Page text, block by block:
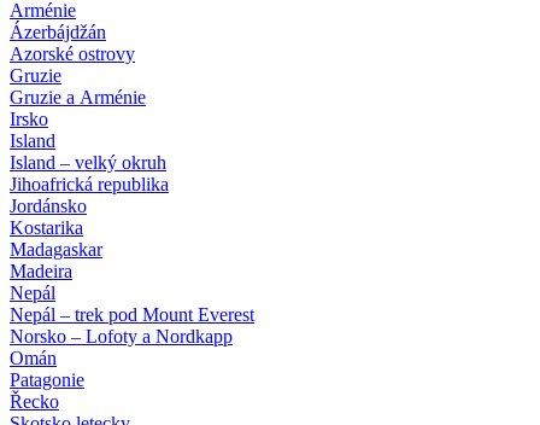
Arménie
Ázerbájdžán
Azorské ostrovy
Gruzie
Gruzie a Arménie
Irsko
Island
Island – velký okruh
Jihoafrická republika
Jordánsko
Kostarika
Madagaskar
Madeira
Nepál
Nepál – trek pod Mount Everest
Norsko – Lofoty a Nordkapp
Omán
Patagonie
Řecko